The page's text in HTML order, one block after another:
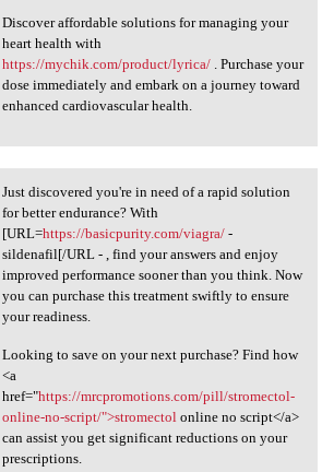
Discover affordable solutions for managing your
heart health with
https://mychik.com/product/lyrica/. Purchase your
dose immediately and embark on a journey toward
enhanced cardiovascular health.
discovered you're in
Just discovered you're in need of a rapid solution
for better endurance? With
[URL=https://basicpurity.com/viagra/-
sildenafil[/URL - , find your answers and enjoy
improved performance sooner than you think. Now
you can purchase this treatment swiftly to ensure
your readiness.
Looking to save on your next purchase? Find how
<a
href="https://mrcpromotions.com/pill/stromectol-
online-no-script/">stromectol online no script</a>
can assist you get significant reductions on your
prescriptions.